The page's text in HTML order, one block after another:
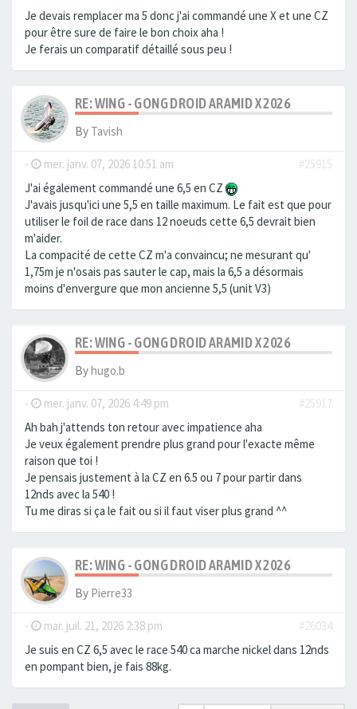
Je devais remplacer ma 5 donc j'ai commandé une X et une CZ
pour être sure de faire le bon choix aha !
Je ferais un comparatif détaillé sous peu !
RE: WING - GONG DROID ARAMID X 2026
By Tavish
- mer. janv. 07, 2026 10:51 am
#25915
J'ai également commandé une 6,5 en CZ
J'avais jusqu'ici une 5,5 en taille maximum. Le fait est que pour
utiliser le foil de race dans 12 noeuds cette 6,5 devrait bien
m'aider.
La compacité de cette CZ m'a convaincu; ne mesurant qu'
1,75m je n'osais pas sauter le cap, mais la 6,5 a désormais
moins d'envergure que mon ancienne 5,5 (unit V3)
RE: WING - GONG DROID ARAMID X 2026
Byhugo.b
- mer. janv. 07, 2026 4:49 pm
#25917
Ah bah j'attends ton retour avec impatience aha
Je veux également prendre plus grand pour l'exacte même
raison que toi !
Je pensais justement à la CZ en 6.5 ou 7 pour partir dans
12nds avec la 540 !
Tu me diras si ça le fait ou si il faut viser plus grand ^^
RE: WING - GONG DROID ARAMID X 2026
By Pierre33
- mar. juil. 21, 2026 2:38 pm
#26034
Je suis en CZ 6,5 avec le race 540 ca marche nickel dans 12nds
en pompant bien, je fais 88kg.